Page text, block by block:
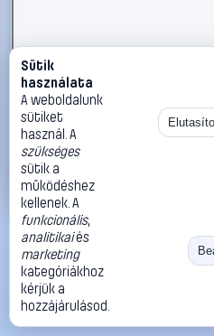
#2734327
kwb 924778 Simítólap (H x Sz)
kwb
5 190 Ft
Kosárba
«
Méret:
©2026
ThermoScope
Cégbemutató
Sütik
használata
A weboldalunk
sütiket
használ. A
szükséges
sütik a
működéshez
kellenek. A
funkcionális,
analitikaiés
marketing
kategóriákhoz
kérjük a
hozzájárulásod.